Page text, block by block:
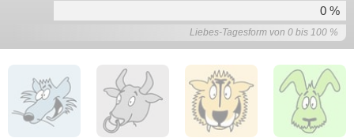
0 %
Liebes-Tagesform von 0 bis 100 %